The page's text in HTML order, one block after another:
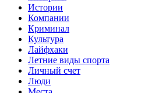
Истории
Компании
Криминал
Культура
Лайфхаки
Летние виды спорта
Личный счет
Люди